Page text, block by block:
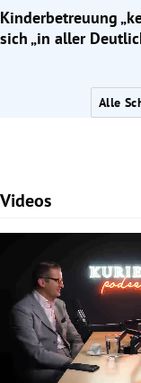
Kinderbetreuung
sich „in aller
Alle
Videos
Slide 1 von 7